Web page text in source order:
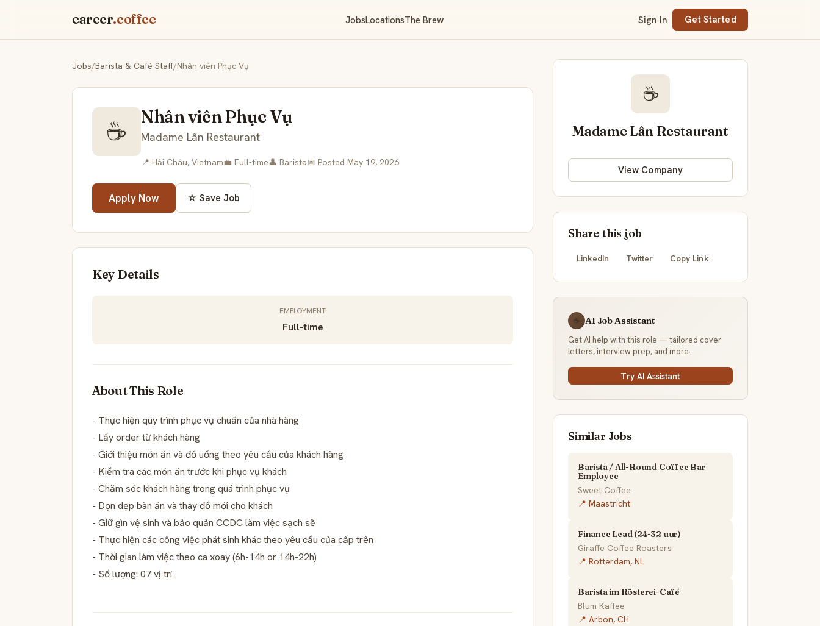
career.coffee JobsLocationsThe Brew Sign In Get Started
Jobs/Barista & Café Staff/Nhân viên Phục Vụ
☕ Nhân viên Phục Vụ
Madame Lân Restaurant
📍 Hải Châu, Vietnam💼 Full-time👤 Barista📅 Posted May 19, 2026
Apply Now ☆ Save Job
Key Details
EMPLOYMENT
Full-time
About This Role
- Thực hiện quy trình phục vụ chuẩn của nhà hàng
- Lấy order từ khách hàng
- Giới thiệu món ăn và đồ uống theo yêu cầu của khách hàng
- Kiểm tra các món ăn trước khi phục vụ khách
- Chăm sóc khách hàng trong quá trình phục vụ
- Dọn dẹp bàn ăn và thay đồ mới cho khách
- Giữ gìn vệ sinh và bảo quản CCDC làm việc sạch sẽ
- Thực hiện các công việc phát sinh khác theo yêu cầu của cấp trên
- Thời gian làm việc theo ca xoay (6h-14h or 14h-22h)
- Số lượng: 07 vị trí
☕
Madame Lân Restaurant
View Company
Share this job
LinkedIn Twitter Copy Link
☕ AI Job Assistant
Get AI help with this role — tailored cover
letters, interview prep, and more.
Try AI Assistant
Similar Jobs
Barista / All-Round Coffee Bar
Employee
Sweet Coffee
📍 Maastricht
Finance Lead (24-32 uur)
Giraffe Coffee Roasters
📍 Rotterdam, NL
Barista im Rösterei-Café
Blum Kaffee
📍 Arbon, CH